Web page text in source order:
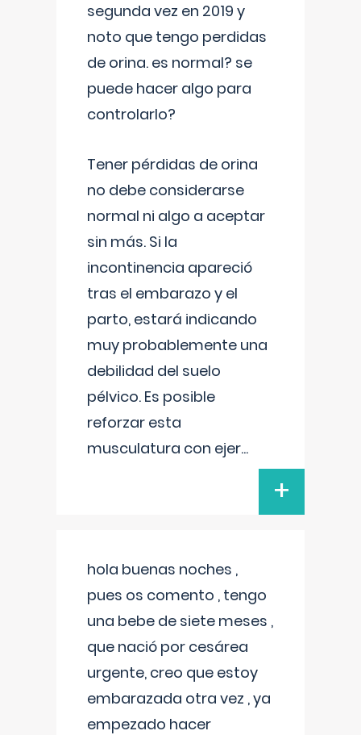
segunda vez en 2019 y
noto que tengo perdidas
de orina. es normal? se
puede hacer algo para
controlarlo?
Tener pérdidas de orina
no debe considerarse
normal ni algo a aceptar
sin más. Si la
incontinencia apareció
tras el embarazo y el
parto, estará indicando
muy probablemente una
debilidad del suelo
pélvico. Es posible
reforzar esta
musculatura con ejer...
+
hola buenas noches ,
pues os comento , tengo
una bebe de siete meses ,
que nació por cesárea
urgente, creo que estoy
embarazada otra vez , ya
empezado hacer